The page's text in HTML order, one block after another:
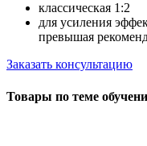
классическая 1:2
для усиления
превышая
Заказать консультацию
Товары по теме